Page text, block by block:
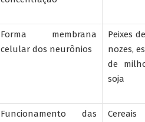
Forma membrana
celular dos neurônios
Peixes
nozes,
de
soja
Funcionamento das